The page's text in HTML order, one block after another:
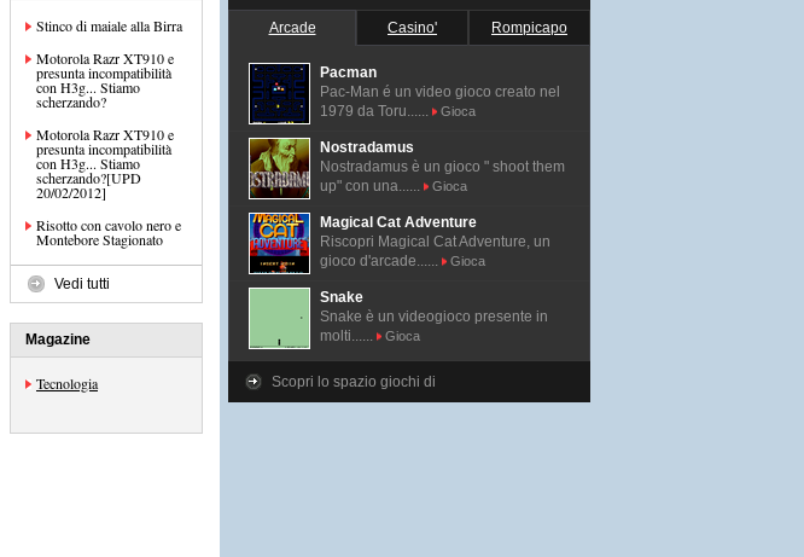
Stinco di maiale alla Birra
Motorola Razr XT910 e
presunta incompatibilità
con H3g... Stiamo
scherzando?
Motorola Razr XT910 e
presunta incompatibilità
con H3g... Stiamo
scherzando?[UPD
20/02/2012]
Risotto con cavolo nero e
Montebore Stagionato
Vedi tutti
Magazine
Tecnologia
Arcade Casino' Rompicapo
Pacman
Pac-Man é un video gioco creato nel
1979 da Toru......
Gioca
Nostradamus
Nostradamus è un gioco " shoot them
up" con una......
Gioca
Magical Cat Adventure
Riscopri Magical Cat Adventure, un
gioco d'arcade......
Gioca
Snake
Snake è un videogioco presente in
molti......
Gioca
Scopri lo spazio giochi di